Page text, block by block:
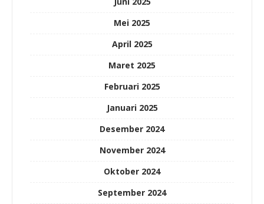
Mei 2025
April 2025
Maret 2025
Februari 2025
Januari 2025
Desember 2024
November 2024
Oktober 2024
September 2024